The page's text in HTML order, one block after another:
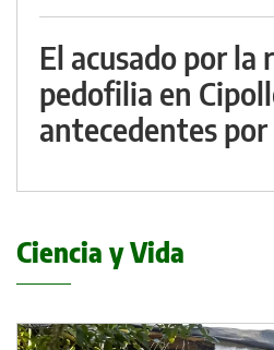
El acusado por la
pedofilia en
antecedentes
Ciencia y Vida